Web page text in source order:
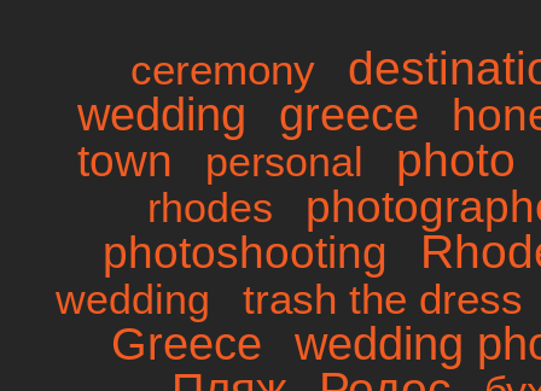
ceremony
wedding
greece
town
personal photo
rhodes
photoshooting
wedding trash the dress
Greece wedding